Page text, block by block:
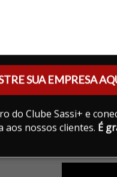
SUA EMPRESA
do Clube Sassi+ e
aos nossos clientes. É